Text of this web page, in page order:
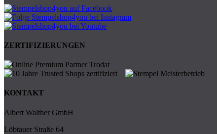
ZERTIFIZIERUNGEN
KONTAKT
Albert Walther GmbH
Löbtauer Straße 64